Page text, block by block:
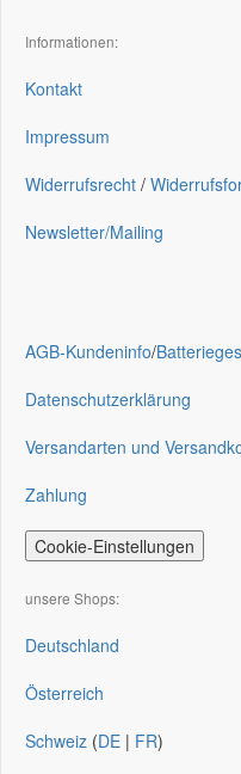
Informationen:
Kontakt
Impressum
Widerrufsrecht /
Newsletter/Mailing
AGB-Kundeninfo/
Datenschutzerklärung
Versandarten und
Zahlung
Cookie-Einstellungen
unsere Shops:
Deutschland
Österreich
Schweiz (DE | FR)